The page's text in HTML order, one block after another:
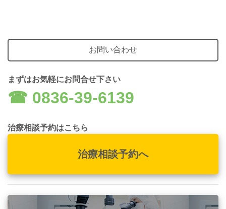
お問い合わせ
まずはお気軽にお問合せ下さい
☎︎ 0836-39-6139
治療相談予約はこちら
治療相談予約へ